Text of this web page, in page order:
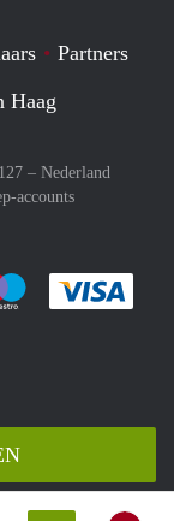
Partners
Haag
– Nederland
accounts
af met Paypal
gemakkelijk af met
Je rekent